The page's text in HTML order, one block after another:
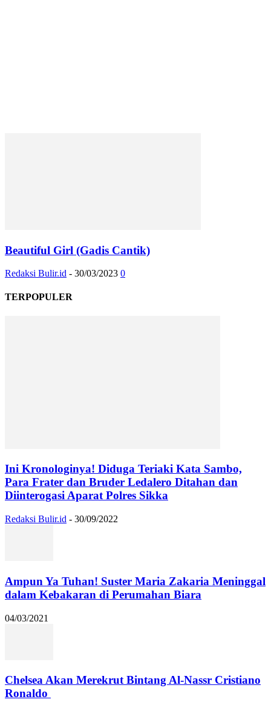
Beautiful Girl (Gadis Cantik)
Redaksi Bulir.id - 30/03/2023 0
TERPOPULER
Ini Kronologinya! Diduga Teriaki Kata Sambo,
Para Frater dan Bruder Ledalero Ditahan dan
Diinterogasi Aparat Polres Sikka
Redaksi Bulir.id - 30/09/2022
Ampun Ya Tuhan! Suster Maria Zakaria Meninggal
dalam Kebakaran di Perumahan Biara
04/03/2021
Chelsea Akan Merekrut Bintang Al-Nassr Cristiano
Ronaldo